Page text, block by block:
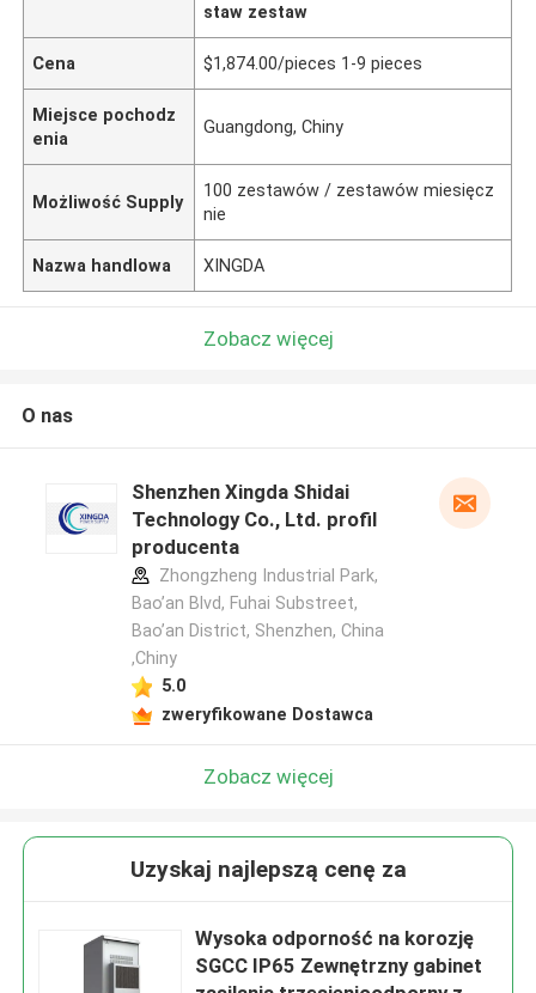
staw zestaw
Cena $1,874.00/pieces 1-9 pieces
Miejsce pochodz
enia
Guangdong, Chiny
Możliwość Supply
100 zestawów / zestawów miesięcz
nie
Nazwa handlowa XINGDA
Zobacz więcej
O nas
Shenzhen Xingda Shidai
Technology Co., Ltd. profil
producenta
Zhongzheng Industrial Park,
Bao’an Blvd, Fuhai Substreet,
Bao’an District, Shenzhen, China
,Chiny
5.0
zweryfikowane Dostawca
Zobacz więcej
Uzyskaj najlepszą cenę za
Wysoka odporność na korozję
SGCC IP65 Zewnętrzny gabinet